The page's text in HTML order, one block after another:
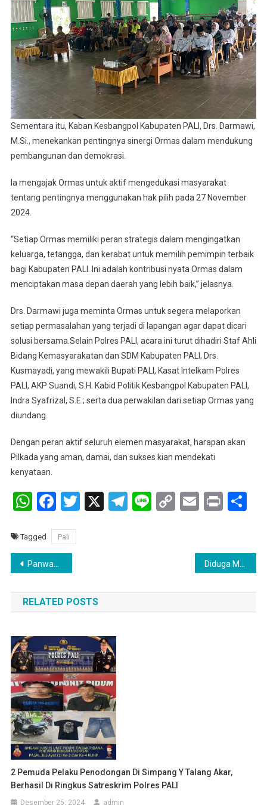
Sementara itu, Kaban Kesbangpol Kabupaten PALI, Drs. Darmawi,
M.Si., menekankan pentingnya sinergi Ormas dalam mendukung
pembangunan dan demokrasi.
Ia mengajak Ormas untuk aktif mengedukasi masyarakat
tentang pentingnya menggunakan hak pilih pada 27 November
2024.
“Setiap Ormas memiliki peran strategis dalam mengingatkan
keluarga, tetangga, dan kerabat untuk memilih pemimpin terbaik
bagi Kabupaten PALI. Ini adalah kontribusi nyata Ormas dalam
menciptakan masa depan daerah yang lebih baik,” jelasnya.
Drs. Darmawi juga meminta Ormas untuk segera melaporkan
setiap permasalahan yang terjadi di lapangan agar dapat dicari
solusi bersama.Selain Polres PALI, acara ini turut dihadiri Staf Ahli
Bidang Kemasyarakatan dan SDM Kabupaten PALI, Drs.
Kusmayadi, yang mewakili Bupati PALI, Kasat Intelkam Polres
PALI, AKP Suandi, S.H. Kabid Politik Kesbangpol Kabupaten PALI,
Indra Syafrizal, S.E.; serta dua perwakilan dari setiap Ormas yang
diundang.
Dengan peran aktif seluruh elemen masyarakat, harapan akan
Pilkada yang aman, damai, dan sukses kian mendekati
kenyataan.
WhatsApp
Facebook
Twitter
X Telegram
LineCopyEmail
Print
Tagged Pali
Navigasi
pos
Panwascam Talang Ubi Gelar Bimbingan Teknis Pelatihan Penguatan Kapasitas Bagi Pengawas Tempat Pemungutan Suara
RELATED POSTS
2 Pemuda Pelaku Penodongan Di Simpang Y Talang Akar,
Berhasil Di Ringkus Satreskrim Polres PALI
Desember 25, 2024 admin